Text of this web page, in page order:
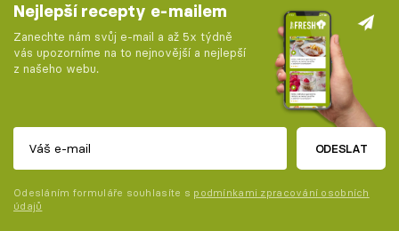
Nejlepší recepty e-mailem
Zanechte nám svůj e-mail a až 5x týdně
vás upozorníme na to nejnovější a nejlepší
z našeho webu.
ODESLAT
Odesláním formuláře souhlasíte s podmínkami zpracování osobních
údajů